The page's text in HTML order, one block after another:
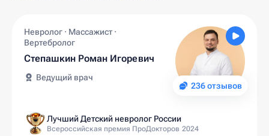
236 отзывов
Невролог · Массажист ·
Вертебролог
Степашкин Роман Игоревич
Ведущий врач
Лучший Детский невролог России
Всероссийская премия ПроДокторов 2024